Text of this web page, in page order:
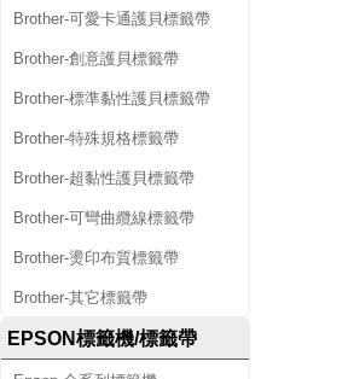
Brother-可愛卡通護貝標籤帶
Brother-創意護貝標籤帶
Brother-標準黏性護貝標籤帶
Brother-特殊規格標籤帶
Brother-超黏性護貝標籤帶
Brother-可彎曲纜線標籤帶
Brother-燙印布質標籤帶
Brother-其它標籤帶
EPSON標籤機/標籤帶